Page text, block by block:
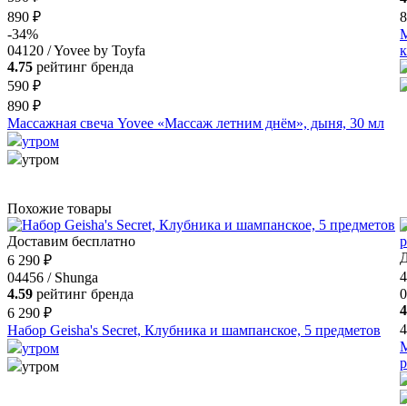
890 ₽
-34%
04120 / Yovee by Toyfa
4.75 рейтинг бренда
590 ₽
890 ₽
Массажная свеча Yovee «Массаж летним днём», дыня, 30 мл
утром
утром
Похожие товары
Доставим бесплатно
6 290 ₽
04456 / Shunga
4.59 рейтинг бренда
6 290 ₽
Набор Geisha's Secret, Клубника и шампанское, 5 предметов
утром
утром